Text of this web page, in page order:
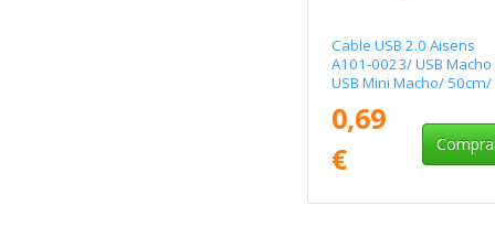
Cable USB 2.0 Aisens
A101-0023/ USB Macho
USB Mini Macho/ 50cm/
0,69
€